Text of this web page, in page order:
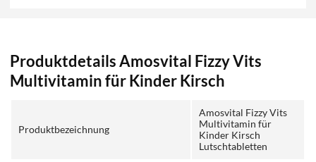
Produktdetails Amosvital Fizzy Vits
Multivitamin für Kinder Kirsch
Produktbezeichnung
Amosvital Fizzy Vits
Multivitamin für
Kinder Kirsch
Lutschtabletten